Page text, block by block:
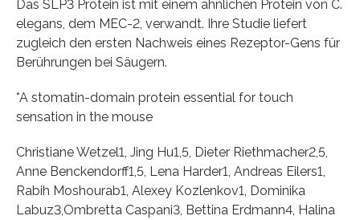
Das SLP3 Protein ist mit einem ähnlichen Protein von C.
elegans, dem MEC-2, verwandt. Ihre Studie liefert
zugleich den ersten Nachweis eines Rezeptor-Gens für
Berührungen bei Säugern.
*A stomatin-domain protein essential for touch
sensation in the mouse
Christiane Wetzel1, Jing Hu1,5, Dieter Riethmacher2,5,
Anne Benckendorff1,5, Lena Harder1, Andreas Eilers1,
Rabih Moshourab1, Alexey Kozlenkov1, Dominika
Labuz3,Ombretta Caspani3, Bettina Erdmann4, Halina